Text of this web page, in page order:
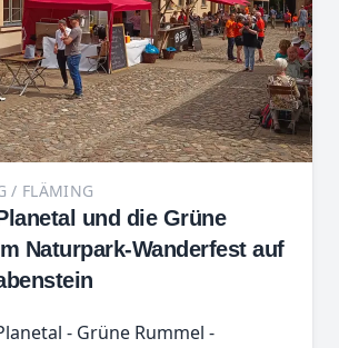
/ FLÄMING
und die Grüne
Naturpark-Wanderfest auf
- Grüne Rummel -